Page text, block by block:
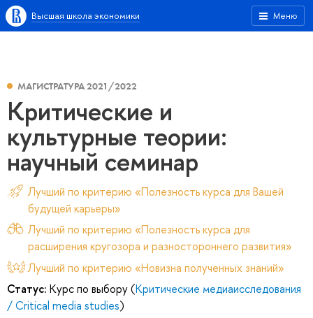
Меню
Высшая школа экономики
МАГИСТРАТУРА 2021/2022
Критические и
культурные теории:
научный семинар
Лучший по критерию «Полезность курса для Вашей
будущей карьеры»
Лучший по критерию «Полезность курса для
расширения кругозора и разностороннего развития»
Лучший по критерию «Новизна полученных знаний»
Статус: Курс по выбору (Критические медиаисследования
/ Critical media studies)